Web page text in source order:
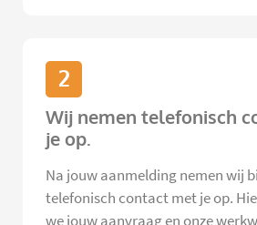
2
Wij nemen telefonisch
je op.
Na jouw aanmelding nemen wij
telefonisch contact met je op.
we jouw aanvraag en onze